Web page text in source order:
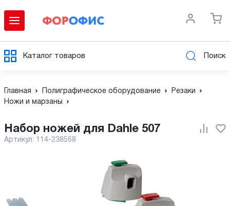
Каталог товаров Поиск
Главная Полиграфическое оборудование
Резаки
Ножи и марзаны
Набор ножей для Dahle 507
Артикул: 114-238568